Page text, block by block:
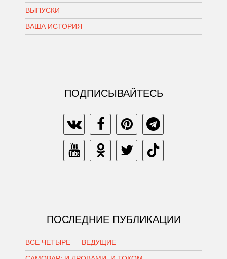
ВЫПУСКИ
ВАША ИСТОРИЯ
ПОДПИСЫВАЙТЕСЬ
ПОСЛЕДНИЕ ПУБЛИКАЦИИ
ВСЕ ЧЕТЫРЕ — ВЕДУЩИЕ